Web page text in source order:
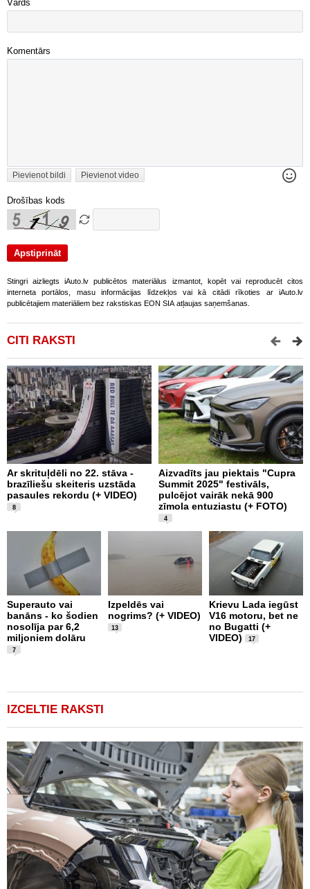
Vārds
Komentārs
Pievienot bildi Pievienot video
Drošības kods
Stingri aizliegts iAuto.lv publicētos materiālus izmantot, kopēt vai reproducēt citos
interneta portālos, masu informācijas līdzekļos vai kā citādi rīkoties ar iAuto.lv
publicētajiem materiāliem bez rakstiskas EON SIA atļaujas saņemšanas.
CITI RAKSTI
Ar skrituļdēli no 22. stāva -
brazīliešu skeiteris uzstāda
pasaules rekordu (+ VIDEO)
8
Aizvadīts jau piektais "Cupra
Summit 2025" festivāls,
pulcējot vairāk nekā 900
zīmola entuziastu (+ FOTO)
4
Superauto vai
banāns - ko šodien
nosolīja par 6,2
miljoniem dolāru
7
Izpeldēs vai
nogrims? (+ VIDEO)
13
Krievu Lada iegūst
V16 motoru, bet ne
no Bugatti (+
VIDEO)
17
IZCELTIE RAKSTI